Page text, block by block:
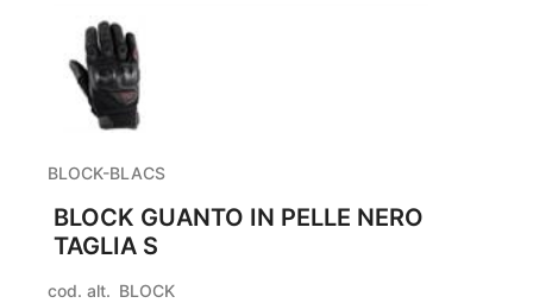
BLOCK-BLACS
BLOCK GUANTO IN PELLE NERO
TAGLIA S
cod. alt. BLOCK